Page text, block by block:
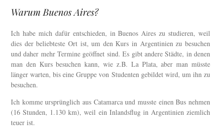
Warum Buenos Aires?
Ich habe mich dafür entschieden, in Buenos Aires zu studieren, weil
dies der beliebteste Ort ist, um den Kurs in Argentinien zu besuchen
und daher mehr Termine geöffnet sind. Es gibt andere Städte, in denen
man den Kurs besuchen kann, wie z.B. La Plata, aber man müsste
länger warten, bis eine Gruppe von Studenten gebildet wird, um ihn zu
besuchen.
Ich komme ursprünglich aus Catamarca und musste einen Bus nehmen
(16 Stunden, 1.130 km), weil ein Inlandsflug in Argentinien ziemlich
teuer ist.